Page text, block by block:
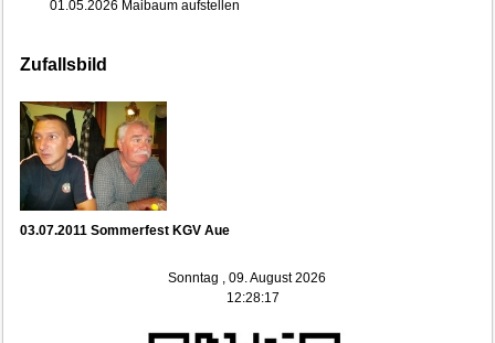
01.05.2026 Maibaum aufstellen
Zufallsbild
03.07.2011 Sommerfest KGV Aue
Sonntag , 09. August 2026
12:28:18